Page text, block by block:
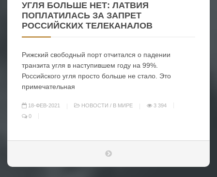
УГЛЯ БОЛЬШЕ НЕТ: ЛАТВИЯ
ПОПЛАТИЛАСЬ ЗА ЗАПРЕТ
РОССИЙСКИХ ТЕЛЕКАНАЛОВ
Рижский свободный порт отчитался о падении
транзита угля в наступившем году на 99%.
Российского угля просто больше не стало. Это
примечательная
18-ФЕВ-2021 НОВОСТИ / В МИРЕ
3 394
0